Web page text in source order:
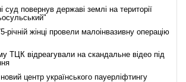
суд повернув державі землі на території
річній жінці провели малоінвазивну операцію
ТЦК відреагували на скандальне відео під
центр українського пауерліфтингу